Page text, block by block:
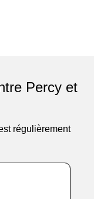
Percy et
régulièrement